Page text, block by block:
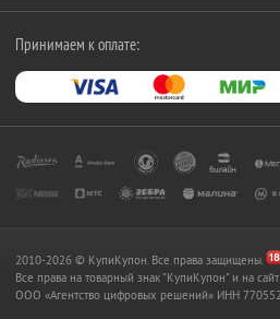
Принимаем к оплате:
2010-2026 © КупиКупон. Все права защищены.
Все права на товарный знак "КупиКупон" и на
OOO «Агентство цифровых решений» ИНН